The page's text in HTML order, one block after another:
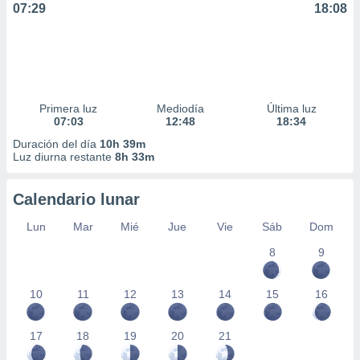
perfiles
crear un
la
contenido
de la
el
de
de
uso de
07:29 18:08
Primera luz
07:03
Mediodía
12:48
Última luz
18:34
Duración del día 10h 39m
Luz diurna restante 8h 33m
Calendario lunar
Lun Mar Mié Jue Vie Sáb
Dom
8
9
10 11 12 13 14 15 16
17 18 19 20 21